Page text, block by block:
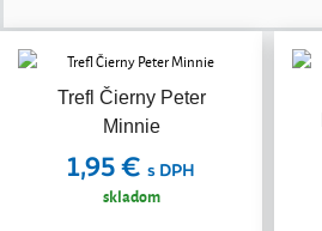
Trefl Čierny Peter
Minnie
1,95 € s DPH
skladom